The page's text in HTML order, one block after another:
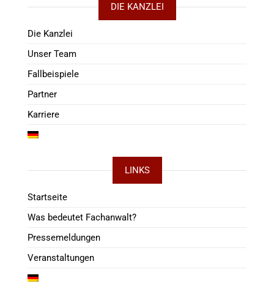
DIE KANZLEI
Die Kanzlei
Unser Team
Fallbeispiele
Partner
Karriere
LINKS
Startseite
Was bedeutet Fachanwalt?
Pressemeldungen
Veranstaltungen